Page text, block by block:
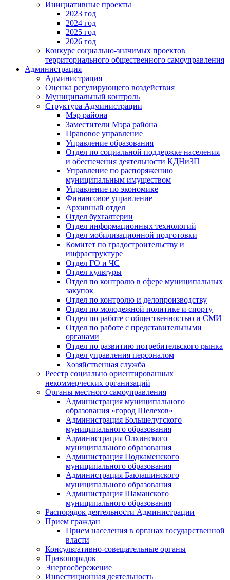
Инициативные проекты
2023 год
2024 год
2025 год
2026 год
Конкурс социально-значимых проектов
территориального общественного самоуправления
Администрация
Администрация
Оценка регулирующего воздействия
Муниципальный контроль
Структура Администрации
Мэр района
Заместители Мэра района
Правовое управление
Управление образования
Отдел по социальной поддержке населения
и обеспечения деятельности КДНиЗП
Управление по распоряжению
муниципальным имуществом
Управление по экономике
Финансовое управление
Архивный отдел
Отдел бухгалтерии
Отдел информационных технологий
Отдел мобилизационной подготовки
Комитет по градостроительству и
инфраструктуре
Отдел ГО и ЧС
Отдел культуры
Отдел по контролю в сфере муниципальных
закупок
Отдел по контролю и делопроизводству
Отдел по молодежной политике и спорту
Отдел по работе с общественностью и СМИ
Отдел по работе с представительными
органами
Отдел по развитию потребительского рынка
Отдел управления персоналом
Хозяйственная служба
Реестр социально ориентированных
некоммерческих организаций
Органы местного самоуправления
Администрация муниципального
образования «город Шелехов»
Администрация Большелугского
муниципального образования
Администрация Олхинского
муниципального образования
Администрация Подкаменского
муниципального образования
Администрация Баклашинского
муниципального образования
Администрация Шаманского
муниципального образования
Распорядок деятельности Администрации
Прием граждан
Прием населения в органах государственной
власти
Консультативно-совещательные органы
Правопорядок
Энергосбережение
Инвестиционная деятельность